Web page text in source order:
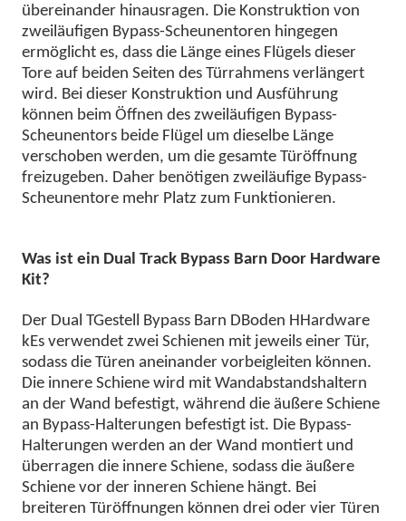
übereinander hinausragen. Die Konstruktion von
zweiläufigen Bypass-Scheunentoren hingegen
ermöglicht es, dass die Länge eines Flügels dieser
Tore auf beiden Seiten des Türrahmens verlängert
wird. Bei dieser Konstruktion und Ausführung
können beim Öffnen des zweiläufigen Bypass-
Scheunentors beide Flügel um dieselbe Länge
verschoben werden, um die gesamte Türöffnung
freizugeben. Daher benötigen zweiläufige Bypass-
Scheunentore mehr Platz zum Funktionieren.
Was ist ein Dual Track Bypass Barn Door Hardware
Kit?
Der DualTGestell Bypass Barn D Boden H Hardware
k Es verwendet zwei Schienen mit jeweils einer Tür,
sodass die Türen aneinander vorbeigleiten können.
Die innere Schiene wird mit Wandabstandshaltern
an der Wand befestigt, während die äußere Schiene
an Bypass-Halterungen befestigt ist. Die Bypass-
Halterungen werden an der Wand montiert und
überragen die innere Schiene, sodass die äußere
Schiene vor der inneren Schiene hängt. Bei
breiteren Türöffnungen können drei oder vier Türen